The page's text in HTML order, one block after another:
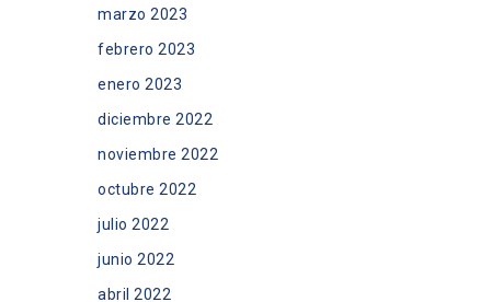
marzo 2023
febrero 2023
enero 2023
diciembre 2022
noviembre 2022
octubre 2022
julio 2022
junio 2022
abril 2022